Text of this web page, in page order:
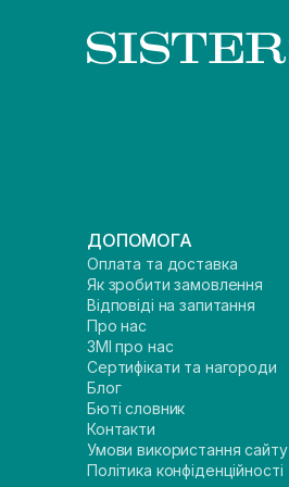
ДОПОМОГА
Оплата та доставка
Як зробити замовлення
Відповіді на запитання
Про нас
ЗМІ про нас
Сертифікати та нагороди
Блог
Бюті словник
Контакти
Умови використання сайту
Політика конфіденційності